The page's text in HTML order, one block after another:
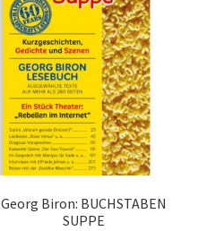
Georg Biron: BUCHSTABEN
SUPPE